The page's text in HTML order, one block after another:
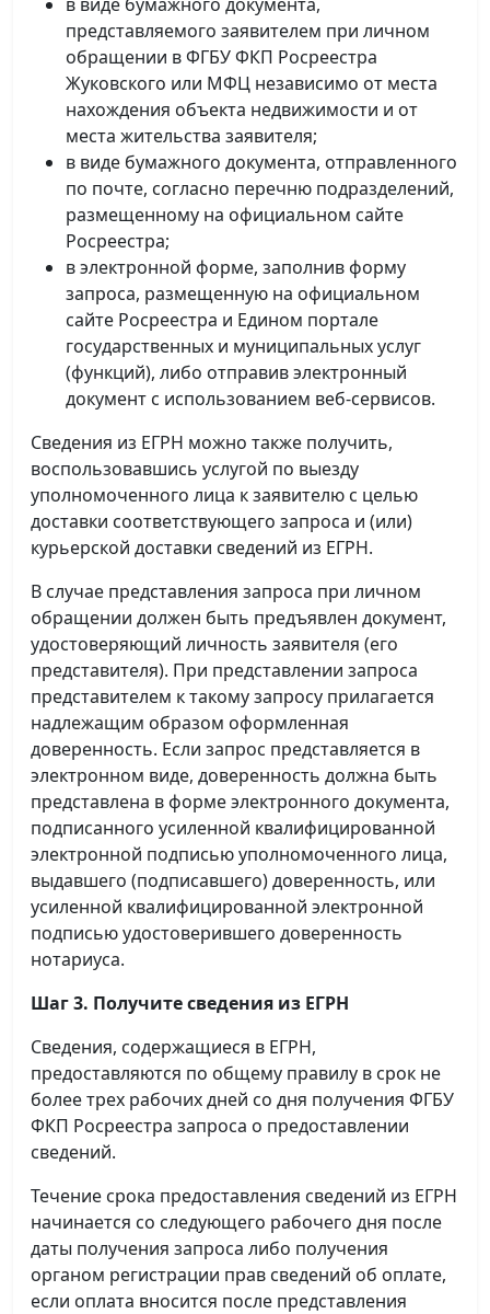
представляемого заявителем при личном
обращении в ФГБУ ФКП Росреестра
Жуковского или МФЦ независимо от места
нахождения объекта недвижимости и от
места жительства заявителя;
в виде бумажного документа, отправленного
по почте, согласно перечню подразделений,
размещенному на официальном сайте
Росреестра;
в электронной форме, заполнив форму
запроса, размещенную на официальном
сайте Росреестра и Едином портале
государственных и муниципальных услуг
(функций), либо отправив электронный
документ с использованием веб-сервисов.
Сведения из ЕГРН можно также получить,
воспользовавшись услугой по выезду
уполномоченного лица к заявителю с целью
доставки соответствующего запроса и (или)
курьерской доставки сведений из ЕГРН.
В случае представления запроса при личном
обращении должен быть предъявлен документ,
удостоверяющий личность заявителя (его
представителя). При представлении запроса
представителем к такому запросу прилагается
надлежащим образом оформленная
доверенность. Если запрос представляется в
электронном виде, доверенность должна быть
представлена в форме электронного документа,
подписанного усиленной квалифицированной
электронной подписью уполномоченного лица,
выдавшего (подписавшего) доверенность, или
усиленной квалифицированной электронной
подписью удостоверившего доверенность
нотариуса.
Шаг 3. Получите сведения из ЕГРН
Сведения, содержащиеся в ЕГРН,
предоставляются по общему правилу в срок не
более трех рабочих дней со дня получения ФГБУ
ФКП Росреестра запроса о предоставлении
сведений.
Течение срока предоставления сведений из ЕГРН
начинается со следующего рабочего дня после
даты получения запроса либо получения
органом регистрации прав сведений об оплате,
если оплата вносится после представления